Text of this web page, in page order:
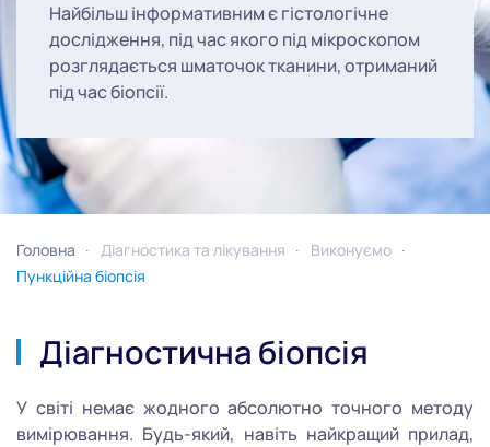
Найбільш інформативним є гістологічне
дослідження, під час якого під мікроскопом
розглядається шматочок тканини, отриманий
під час біопсії.
Головна Діагностика та лікування
Виконуємо
Пункційна біопсія
Діагностична біопсія
У світі немає жодного абсолютно точного методу
вимірювання. Будь-який, навіть найкращий прилад,